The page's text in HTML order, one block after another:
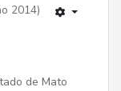
2014)
de Mato